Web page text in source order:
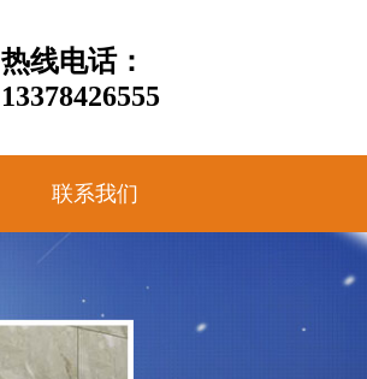
热线电话：
13378426555
联系我们